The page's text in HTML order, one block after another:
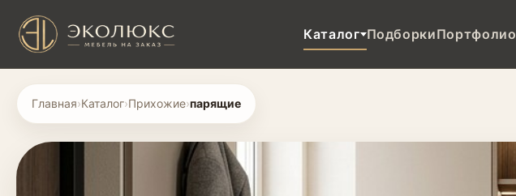
Каталог ПодборкиПортфолио
Главная›Каталог›Прихожие›парящие